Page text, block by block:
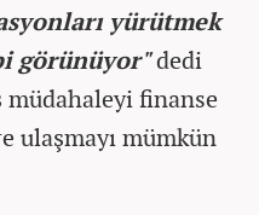
yürütmek
görünüyor"dedi
müdahaleyi finanse
ulaşmayı mümkün